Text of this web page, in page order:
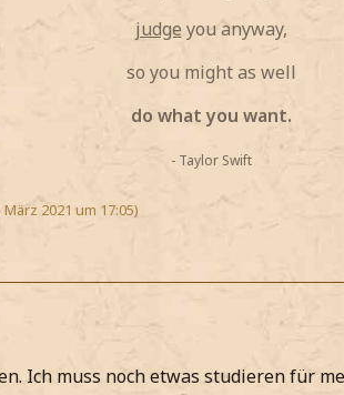
judge you anyway,
so you might as well
do what you want.
- Taylor Swift
März 2021 um 17:05)
Ich muss noch etwas studieren für